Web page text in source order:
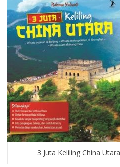
3 Juta Keliling China Utara